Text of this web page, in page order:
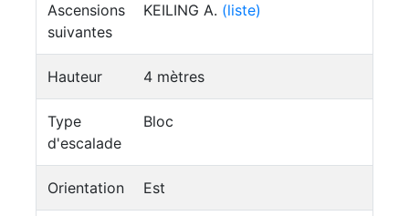
Ascensions
suivantes
KEILING A. (liste)
Hauteur 4 mètres
Type
d'escalade
Bloc
Orientation Est